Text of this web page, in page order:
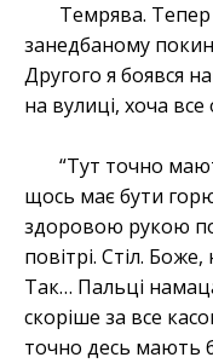
Темрява.
занедбаному
Другого я боявся
на вулиці, хоча
“Тут точно
щось має бути
здоровою рукою
повітрі. Стіл.
Так… Пальці
скоріше за все
точно десь мають